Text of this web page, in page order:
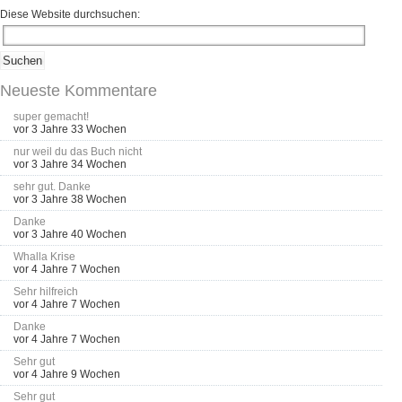
Diese Website durchsuchen:
Neueste Kommentare
super gemacht!
vor 3 Jahre 33 Wochen
nur weil du das Buch nicht
vor 3 Jahre 34 Wochen
sehr gut. Danke
vor 3 Jahre 38 Wochen
Danke
vor 3 Jahre 40 Wochen
Whalla Krise
vor 4 Jahre 7 Wochen
Sehr hilfreich
vor 4 Jahre 7 Wochen
Danke
vor 4 Jahre 7 Wochen
Sehr gut
vor 4 Jahre 9 Wochen
Sehr gut